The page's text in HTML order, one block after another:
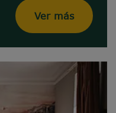
Ver más